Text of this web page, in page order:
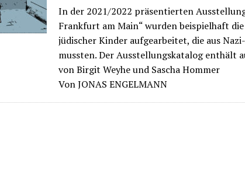
In der 2021/2022 präsentierten
Frankfurt am Main“ wurden beispielhaft
jüdischer Kinder aufgearbeitet, die aus
mussten. Der Ausstellungskatalog enthält
von Birgit Weyhe und Sascha Hommer
Von JONAS ENGELMANN